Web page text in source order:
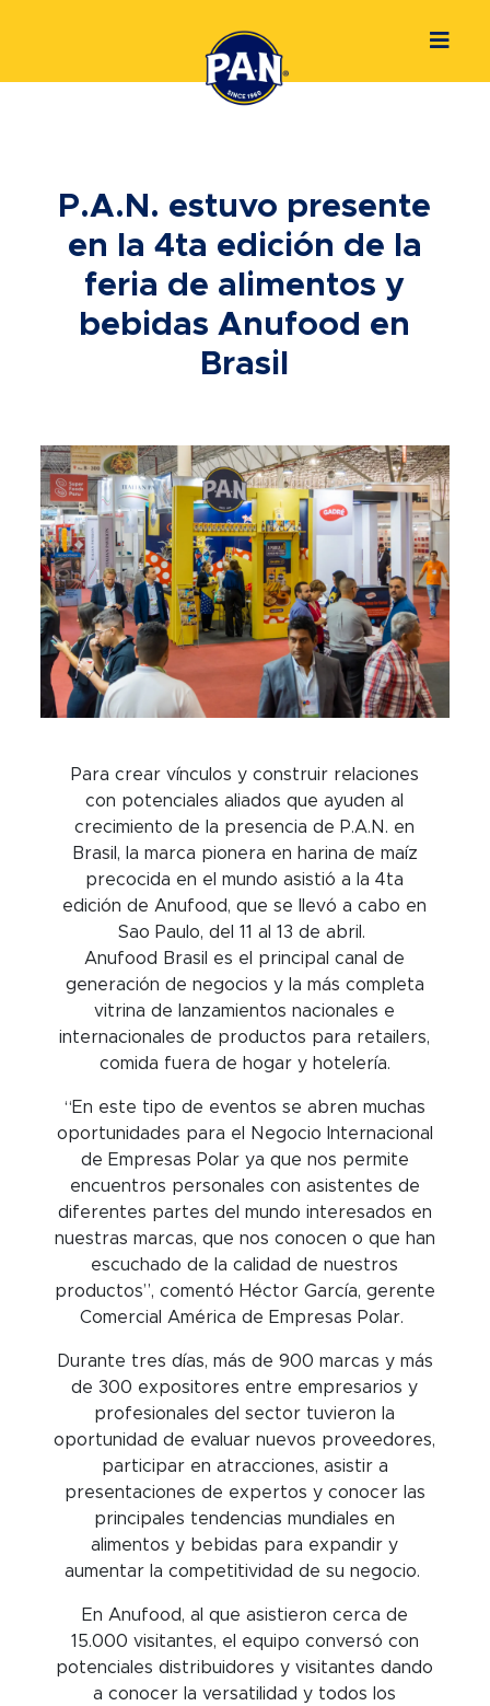
P.A.N. estuvo presente
en la 4ta edición de la
feria de alimentos y
bebidas Anufood en
Brasil
Para crear vínculos y construir relaciones
con potenciales aliados que ayuden al
crecimiento de la presencia de P.A.N. en
Brasil, la marca pionera en harina de maíz
precocida en el mundo asistió a la 4ta
edición de Anufood, que se llevó a cabo en
Sao Paulo, del 11 al 13 de abril.
Anufood Brasil es el principal canal de
generación de negocios y la más completa
vitrina de lanzamientos nacionales e
internacionales de productos para retailers,
comida fuera de hogar y hotelería.
“En este tipo de eventos se abren muchas
oportunidades para el Negocio Internacional
de Empresas Polar ya que nos permite
encuentros personales con asistentes de
diferentes partes del mundo interesados en
nuestras marcas, que nos conocen o que han
escuchado de la calidad de nuestros
productos”, comentó Héctor García, gerente
Comercial América de Empresas Polar.
Durante tres días, más de 900 marcas y más
de 300 expositores entre empresarios y
profesionales del sector tuvieron la
oportunidad de evaluar nuevos proveedores,
participar en atracciones, asistir a
presentaciones de expertos y conocer las
principales tendencias mundiales en
alimentos y bebidas para expandir y
aumentar la competitividad de su negocio.
En Anufood, al que asistieron cerca de
15.000 visitantes, el equipo conversó con
potenciales distribuidores y visitantes dando
a conocer la versatilidad y todos los